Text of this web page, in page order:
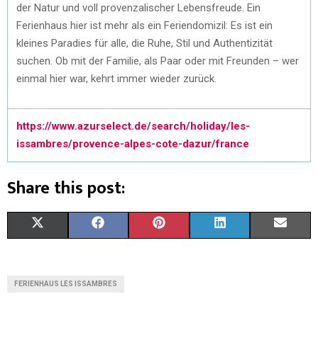
der Natur und voll provenzalischer Lebensfreude. Ein
Ferienhaus hier ist mehr als ein Feriendomizil: Es ist ein
kleines Paradies für alle, die Ruhe, Stil und Authentizität
suchen. Ob mit der Familie, als Paar oder mit Freunden – wer
einmal hier war, kehrt immer wieder zurück.
https://www.azurselect.de/search/holiday/les-
issambres/provence-alpes-cote-dazur/france
Share this post:
FERIENHAUS LES ISSAMBRES